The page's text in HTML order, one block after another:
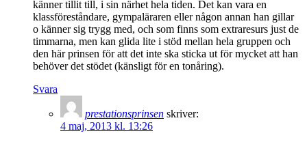
känner tillit till, i sin närhet hela tiden. Det kan vara en
klassföreståndare, gympaläraren eller någon annan han gillar
o känner sig trygg med, och som finns som extraresurs just de
timmarna, men kan glida lite i stöd mellan hela gruppen och
den här prinsen för att det inte ska sticka ut för mycket att han
behöver det stödet (känsligt för en tonåring).
Svara
prestationsprinsen skriver:
4 maj, 2013 kl. 13:26